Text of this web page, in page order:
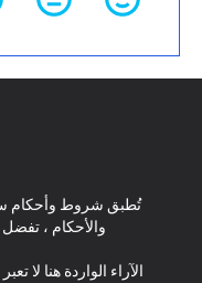
تُطبق شروط وأحكام
والأحكام ، تفضل
الآراء الواردة هنا لا